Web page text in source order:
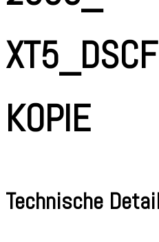
KOPIE
Technische